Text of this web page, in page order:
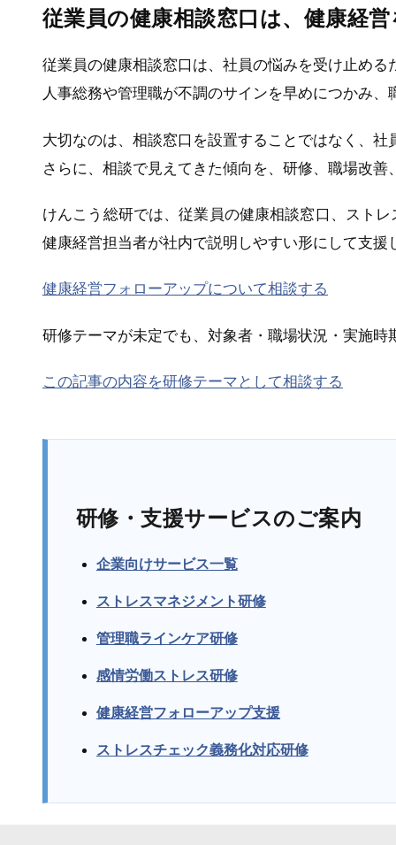
従業員の健康相談窓口は、健康経
従業員の健康相談窓口は、社員の悩みを受け止める
人事総務や管理職が不調のサインを早めにつかみ
大切なのは、相談窓口を設置することではなく、
さらに、相談で見えてきた傾向を、研修、職場改
けんこう総研では、従業員の健康相談窓口、スト
健康経営担当者が社内で説明しやすい形にして支援
健康経営フォローアップについて相談する
研修テーマが未定でも、対象者・職場状況・実施時
この記事の内容を研修テーマとして相談する
研修・支援サービスのご案内
企業向けサービス一覧
ストレスマネジメント研修
管理職ラインケア研修
感情労働ストレス研修
健康経営フォローアップ支援
ストレスチェック義務化対応研修